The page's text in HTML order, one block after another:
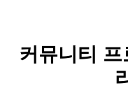
커뮤니티